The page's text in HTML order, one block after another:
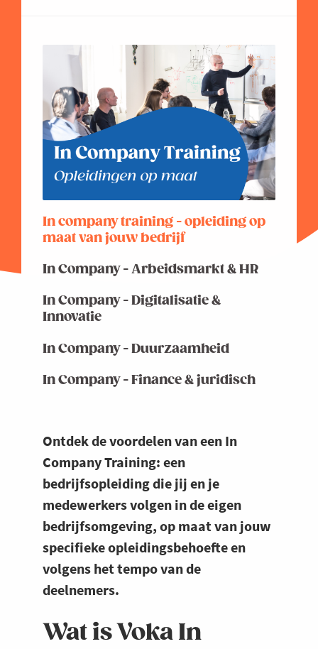
In company training - opleiding op
maat van jouw bedrijf
In Company - Arbeidsmarkt & HR
In Company - Digitalisatie &
Innovatie
In Company - Duurzaamheid
In Company - Finance & juridisch
Ontdek de voordelen van een In
Company Training: een
bedrijfsopleiding die jij en je
medewerkers volgen in de eigen
bedrijfsomgeving, op maat van jouw
specifieke opleidingsbehoefte en
volgens het tempo van de
deelnemers.
Wat is Voka In